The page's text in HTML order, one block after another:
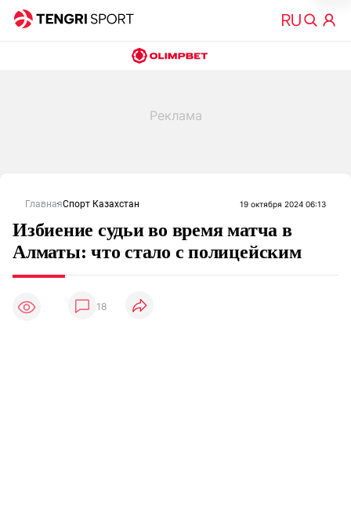
ГлавнаяСпорт Казахстан 19 октября 2024 06:13
Избиение судьи во время матча в
Алматы: что стало с полицейским
18